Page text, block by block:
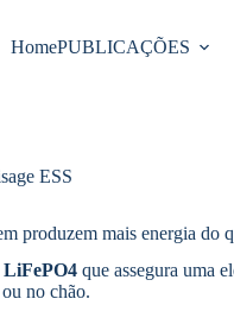
HomePUBLICAÇÕES
ESS
produzem mais energia do
LiFePO4 que assegura uma
no chão.